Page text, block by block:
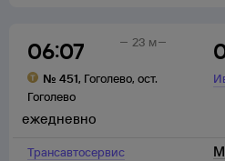
06:07
№ 451, Гоголево, ост.
Гоголево
23 м
Трансавтосервис
ежедневно